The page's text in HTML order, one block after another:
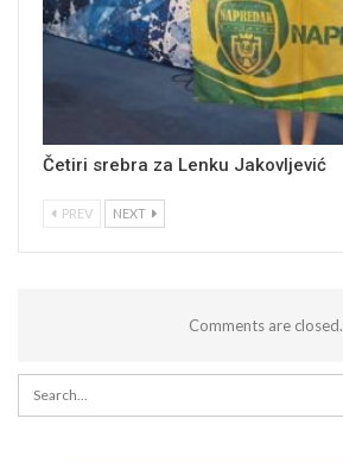
Četiri srebra za Lenku Jakovljević
PREV NEXT
Comments are closed.